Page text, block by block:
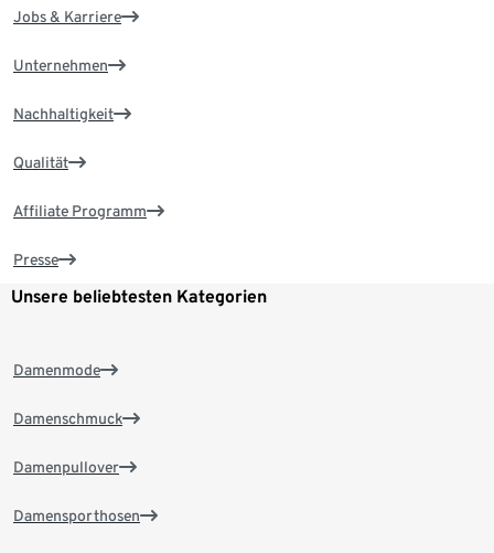
Jobs & Karriere
Unternehmen
Nachhaltigkeit
Qualität
Affiliate Programm
Presse
Unsere beliebtesten Kategorien
Damenmode
Damenschmuck
Damenpullover
Damensporthosen